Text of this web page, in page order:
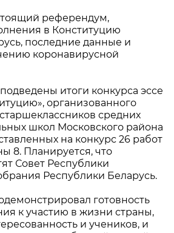
референдум,
в Конституцию
последние данные и
коронавирусной
итоги конкурса эссе
организованного
средних
школ Московского района
на конкурс 26 работ
8. Планируется, что
Совет Республики
Республики Беларусь.
готовность
к участию в жизни страны,
и учеников, и